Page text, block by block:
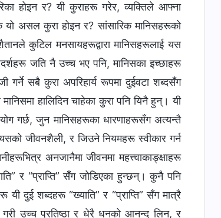
होइन र? यी कुराहरू गरेर, व्यक्तिले आफ्‍ना
यो असल कुरा होइन र? सांसारिक मानिसहरूको
कुटिल मनसायहरूद्वारा मानिसहरूलाई यस
जति नै उच्‍च भए पनि, मानिसका इच्‍छाहरू
गर्ने सबै कुरा अपरिहार्य रूपमा दुईवटा शब्‍दसँग
हालिदिन चाहेका कुरा पनि यिनै हुन्। यी
गर्छ, जुन मानिसहरूका धारणाहरूसँग अत्यन्तै
जीवनशैली, र जिउने नियमहरू स्वीकार गर्न
अनजानैमा जीवनमा महत्त्वाकाङ्क्षाहरू
र “प्राप्ति” सँग जोडिएका हुन्छन्। कुनै पनि
दुई शब्‍दहरू “ख्याति” र “प्राप्ति” सँग मात्रै
गरी उच्‍च प्रतिष्ठा र धेरै धनको आनन्द लिन, र